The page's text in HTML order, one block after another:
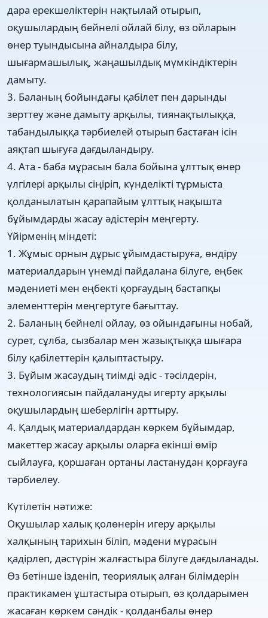
дара ерекшеліктерін нақтылай отырып,
оқушылардың бейнелі ойлай білу, өз ойларын
өнер туындысына айналдыра білу,
шығармашылық, жаңашылдық мүмкіндіктерін
дамыту.
3. Баланың бойындағы қабілет пен дарынды
зерттеу және дамыту арқылы, тиянақтылыққа,
табандылыққа тәрбиелей отырып бастаған ісін
аяқтап шығуға дағдыландыру.
4. Ата - баба мұрасын бала бойына ұлттық өнер
үлгілері арқылы сіңіріп, күнделікті тұрмыста
қолданылатын қарапайым ұлттық нақышта
бұйымдарды жасау әдістерін меңгерту.
Үйірменің міндеті:
1. Жұмыс орнын дұрыс ұйымдастыруға, өндіру
материалдарын үнемді пайдалана білуге, еңбек
мәдениеті мен еңбекті қорғаудың бастапқы
элементтерін меңгертуге бағыттау.
2. Баланың бейнелі ойлау, өз ойындағыны нобай,
сурет, сұлба, сызбалар мен жазықтыққа шығара
білу қабілеттерін қалыптастыру.
3. Бұйым жасаудың тиімді әдіс - тәсілдерін,
технологиясын пайдалануды игерту арқылы
оқушылардың шеберлігін арттыру.
4. Қалдық материалдардан көркем бұйымдар,
макеттер жасау арқылы оларға екінші өмір
сыйлауға, қоршаған ортаны ластанудан қорғауға
тәрбиелеу.
Күтілетін нәтиже:
Оқушылар халық қолөнерін игеру арқылы
халқының тарихын біліп, мәдени мұрасын
қадірлеп, дәстүрін жалғастыра білуге дағдыланады.
Өз бетінше ізденіп, теориялық алған білімдерін
практикамен ұштастыра отырып, өз қолдарымен
жасаған көркем сәндік - қолданбалы өнер